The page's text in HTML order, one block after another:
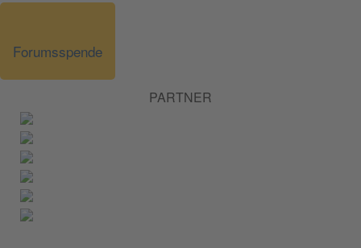
Forumsspende
PARTNER